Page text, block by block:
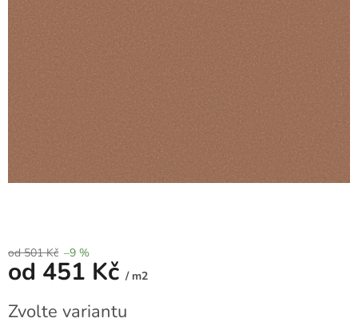
od 501 Kč –9 %
od 451 Kč / m2
cena:
Zvolte variantu